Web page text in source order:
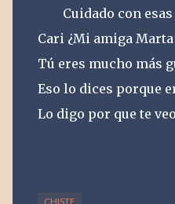
Cuidado con
Cari ¿Mi amiga Marta
Tú eres mucho más
Eso lo dices porque
Lo digo por que te
CHISTE